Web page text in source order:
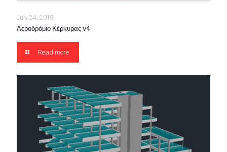
July 24, 2019
Αεροδρόμιο Κέρκυρας v4
Read more